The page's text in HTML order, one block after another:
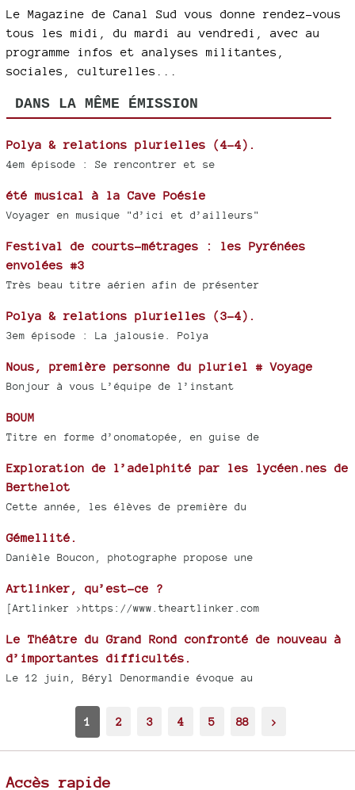
Le Magazine de Canal Sud vous donne rendez-vous
tous les midi, du mardi au vendredi, avec au
programme infos et analyses militantes,
sociales, culturelles...
DANS LA MÊME ÉMISSION
Polya & relations plurielles (4-4).
4em épisode : Se rencontrer et se
été musical à la Cave Poésie
Voyager en musique "d’ici et d’ailleurs"
Festival de courts-métrages : les Pyrénées
envolées #3
Très beau titre aérien afin de présenter
Polya & relations plurielles (3-4).
3em épisode : La jalousie. Polya
Nous, première personne du pluriel # Voyage
Bonjour à vous L’équipe de l’instant
BOUM
Titre en forme d’onomatopée, en guise de
Exploration de l’adelphité par les lycéen.nes de
Berthelot
Cette année, les élèves de première du
Gémellité.
Danièle Boucon, photographe propose une
Artlinker, qu’est-ce ?
[Artlinker >https://www.theartlinker.com
Le Théâtre du Grand Rond confronté de nouveau à
d’importantes difficultés.
Le 12 juin, Béryl Denormandie évoque au
1 2 3 4 5 88 >
Accès rapide